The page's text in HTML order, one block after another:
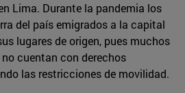
Lima. Durante la pandemia los
del país emigrados a la capital
lugares de origen, pues muchos
cuentan con derechos
las restricciones de movilidad.